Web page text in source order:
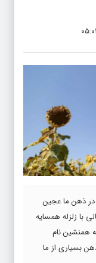
ذهن ما عجین
با زلزله همسایه
همنشین نام
بسیاری از ما